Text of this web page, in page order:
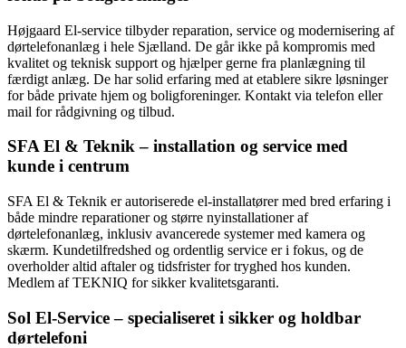
Højgaard El-service tilbyder reparation, service og modernisering af
dørtelefonanlæg i hele Sjælland. De går ikke på kompromis med
kvalitet og teknisk support og hjælper gerne fra planlægning til
færdigt anlæg. De har solid erfaring med at etablere sikre løsninger
for både private hjem og boligforeninger. Kontakt via telefon eller
mail for rådgivning og tilbud.
SFA El & Teknik – installation og service med
kunde i centrum
SFA El & Teknik er autoriserede el-installatører med bred erfaring i
både mindre reparationer og større nyinstallationer af
dørtelefonanlæg, inklusiv avancerede systemer med kamera og
skærm. Kundetilfredshed og ordentlig service er i fokus, og de
overholder altid aftaler og tidsfrister for tryghed hos kunden.
Medlem af TEKNIQ for sikker kvalitetsgaranti.
Sol El-Service – specialiseret i sikker og holdbar
dørtelefoni